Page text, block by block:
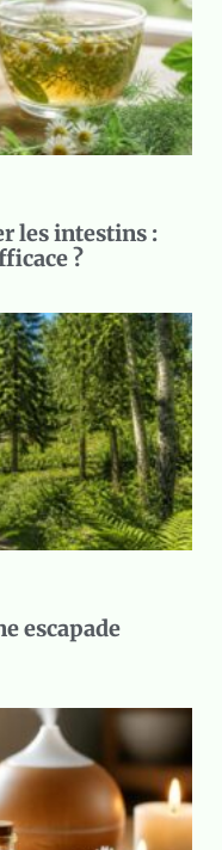
les intestins :
?
escapade